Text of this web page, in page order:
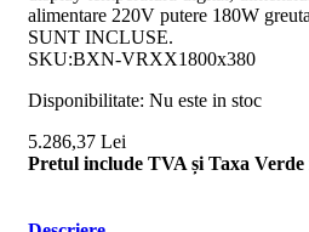
alimentare 220V putere 180W
SUNT INCLUSE.
SKU:BXN-VRXX1800x380
Disponibilitate: Nu este in stoc
5.286,37 Lei
Pretul include TVA și Taxa